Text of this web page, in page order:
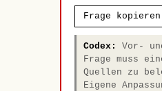
Frage kopieren
Codex:
Vor-
Frage muss
Quellen zu
Eigene